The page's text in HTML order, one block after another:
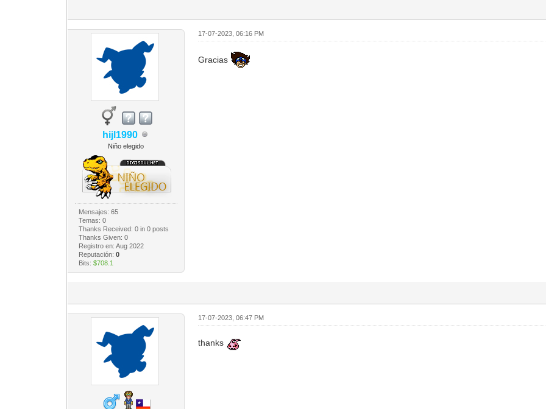
hijl1990
Niño elegido
Mensajes: 65
Temas: 0
Thanks Received: 0in 0 posts
Thanks Given: 0
Registro en: Aug 2022
Reputación: 0
Bits: $708.1
17-07-2023, 06:16 PM
Gracias
17-07-2023, 06:47 PM
thanks